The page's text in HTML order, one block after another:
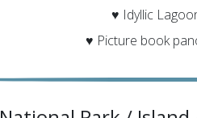
♥ Idyllic
♥ Picture book